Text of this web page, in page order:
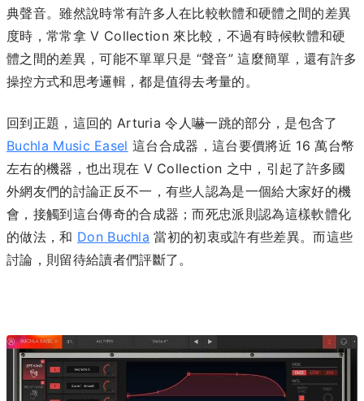
典聲音。雖然說時常有許多人在比較軟體和硬體之間的差異
度時，常常拿 V Collection 來比較，不過有時候軟體和硬
體之間的差異，可能不單單只是 “聲音” 這麼簡單，還有許多
操控方式和思考邏輯，都是值得去考量的。
回到正題，這回的 Arturia 令人嚇一跳的部分，是包含了
Buchla Music Easel 這台合成器，這台要價將近 16 萬台幣
左右的機器，也出現在 V Collection 之中，引起了許多國
外網友們的討論正反不一，有些人認為是一個給大家好的機
會，接觸到這台傳奇的合成器；而死忠派則認為這樣軟體化
的做法，和 Don Buchla 當初的初衷或許有些差異。而這些
討論，則留待給讀者們評斷了。